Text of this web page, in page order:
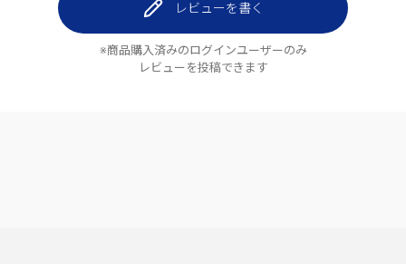
レビューを書く
※商品購入済みのログインユーザーのみ
レビューを投稿できます